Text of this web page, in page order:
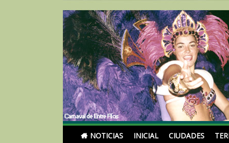
to
content
Noticias
NOTICIAS INICIAL CIUDADES